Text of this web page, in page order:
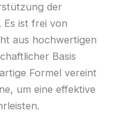
der
ist frei von
aus hochwertigen
Basis
Formel vereint
um eine effektive